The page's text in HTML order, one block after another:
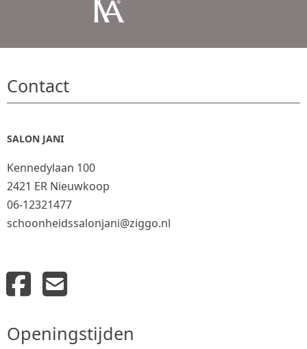
Contact
SALON JANI
Kennedylaan 100
2421 ER Nieuwkoop
06-12321477
schoonheidssalonjani@ziggo.nl
Openingstijden